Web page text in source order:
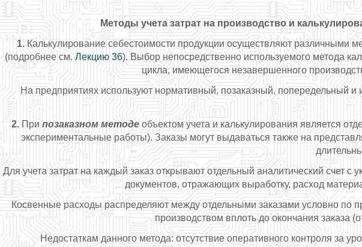
Методы учета затрат на производство и
1.Калькулирование себестоимости продукции осуществляют различными
(подробнее см.Лекцию 36). Выбор непосредственно используемого метода
цикла, имеющегося незавершенного
На предприятиях используют нормативный, позаказный, попередельный и
2.Припозаказном методеобъектом учета и калькулирования является
экспериментальные работы). Заказы могут выдаваться также на
Для учета затрат на каждый заказ открывают отдельный аналитический счет
документов, отражающих выработку, расход
Косвенные расходы распределяют между отдельными заказами условно по
производством вплоть до окончания заказа
Недостаткам данного метода: отсутствие оперативного контроля за